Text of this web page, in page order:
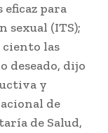
eficaz para
sexual (ITS);
ciento las
deseado, dijo
y
de
de Salud,